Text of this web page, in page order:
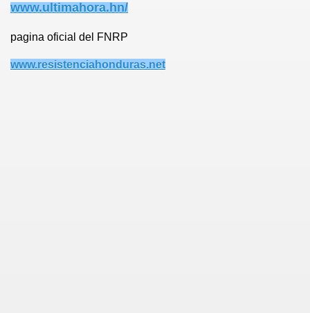
www.ultimahora.hn/
pagina oficial del FNRP
www.resistenciahonduras.net